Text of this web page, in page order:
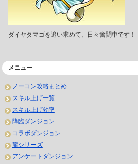
ダイヤタマゴを追い求めて、日々奮闘中です！
メニュー
ノーコン攻略まとめ
スキル上げ一覧
スキル上げ効率
降臨ダンジョン
コラボダンジョン
龍シリーズ
アンケートダンジョン